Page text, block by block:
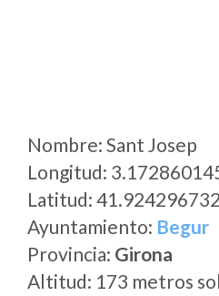
Nombre: Sant Josep
Longitud:
Latitud:
Ayuntamiento: Begur
Provincia: Girona
Altitud: 173 metros